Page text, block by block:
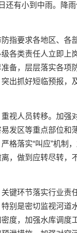
还有小到中雨。降
指要求各地区、各
各类责任人立即上
备，层层落实各项
出抓好短临预报，
视人员转移。加强
发区等重点部位和
格落实“叫应”机制
，做到应转尽转，
键环节落实行业责
别是密切监视河道
度，加强水库调度